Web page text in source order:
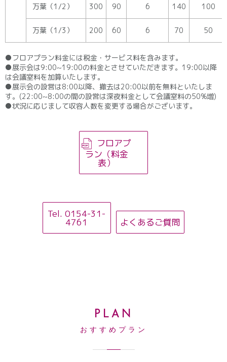
万葉（1/2） 300 90 6 140 100
万葉（1/3） 200 60 6 70 50
●フロアプラン料金には税金・サービス料を含みます。
●展示会は9:00~19:00の料金とさせていただきます。19:00以降
は会議室料を加算いたします。
●展示会の設営は8:00以降、撤去は20:00以前を無料といたしま
す。(22:00~8:00の間の設営は深夜料金として会議室料の50%増)
●状況に応じまして収容人数を変更する場合がございます。
フロアプ
ラン（料金
表）
Tel. 0154-31-
4761 よくあるご質問
PLAN
おすすめプラン